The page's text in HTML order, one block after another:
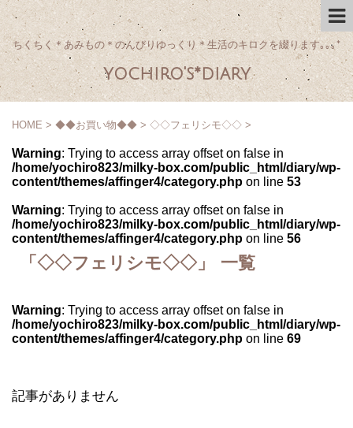
ちくちく＊あみもの＊のんびりゆっくり＊生活のキロクを綴ります｡｡｡*
yochiro's*diary
HOME > ◆◆お買い物◆◆ > ◇◇フェリシモ◇◇ >
Warning: Trying to access array offset on false in
/home/yochiro823/milky-box.com/public_html/diary/wp-
content/themes/affinger4/category.php on line 53
Warning: Trying to access array offset on false in
/home/yochiro823/milky-box.com/public_html/diary/wp-
content/themes/affinger4/category.php on line 56
「◇◇フェリシモ◇◇」 一覧
Warning: Trying to access array offset on false in
/home/yochiro823/milky-box.com/public_html/diary/wp-
content/themes/affinger4/category.php on line 69
記事がありません